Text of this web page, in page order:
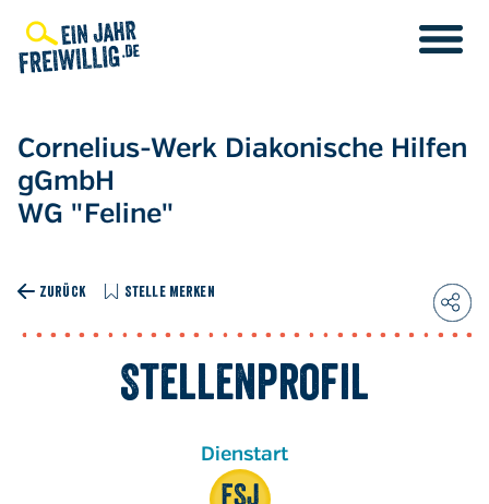
zum
Inhalt
Cornelius-Werk Diakonische Hilfen
gGmbH
WG "Feline"
ZURÜCK STELLE MERKEN
Stellenprofil